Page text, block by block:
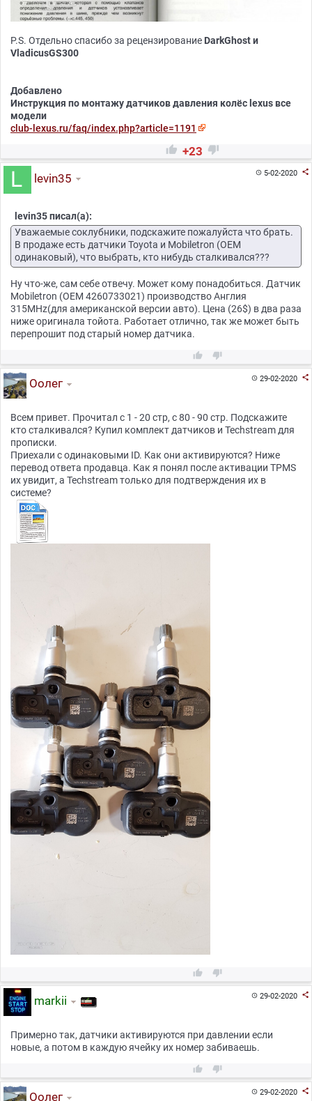
P.S. Отдельно спасибо за рецензирование DarkGhost и
VladicusGS300
Добавлено
Инструкция по монтажу датчиков давления колёс lexus все
модели
club-lexus.ru/faq/index.php?article=1191
 +23 
5-02-2020 
levin35
levin35 писал(а):
Уважаемые соклубники, подскажите пожалуйста что брать.
В продаже есть датчики Toyota и Mobiletron (OEM
одинаковый), что выбрать, кто нибудь сталкивался???
Ну что-же, сам себе отвечу. Может кому понадобиться. Датчик
Mobiletron (OEM 4260733021) производство Англия
315MHz(для американской версии авто). Цена (26$) в два раза
ниже оригинала тойота. Работает отлично, так же может быть
перепрошит под старый номер датчика.
 
29-02-2020 
Оолег
Всем привет. Прочитал с 1 - 20 стр, с 80 - 90 стр. Подскажите
кто сталкивался? Купил комплект датчиков и Techstream для
прописки.
Приехали с одинаковыми ID. Как они активируются? Ниже
перевод ответа продавца. Как я понял после активации TPMS
их увидит, а Techstream только для подтверждения их в
системе?
 
29-02-2020 
markii
Примерно так, датчики активируются при давлении если
новые, а потом в каждую ячейку их номер забиваешь.
 
29-02-2020 
Оолег